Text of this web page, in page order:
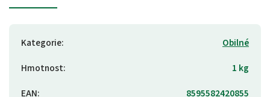
Kategorie:
Obilné
Hmotnost:
1 kg
EAN: 8595582420855